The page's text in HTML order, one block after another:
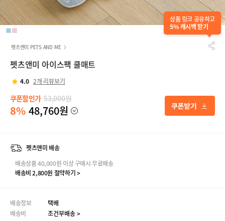
상품 링크 공유하고
5% 캐시백 받기
펫츠앤미 PETS AND ME
펫츠앤미 아이스팩 쿨매트
4.0 2개 리뷰보기
쿠폰할인가 53,000원
8% 48,760원
펫츠앤미 배송
배송상품 40,000원 이상 구매시 무료배송
배송비 2,800원 절약하기 >
배송정보
택배
배송비
조건부배송 >